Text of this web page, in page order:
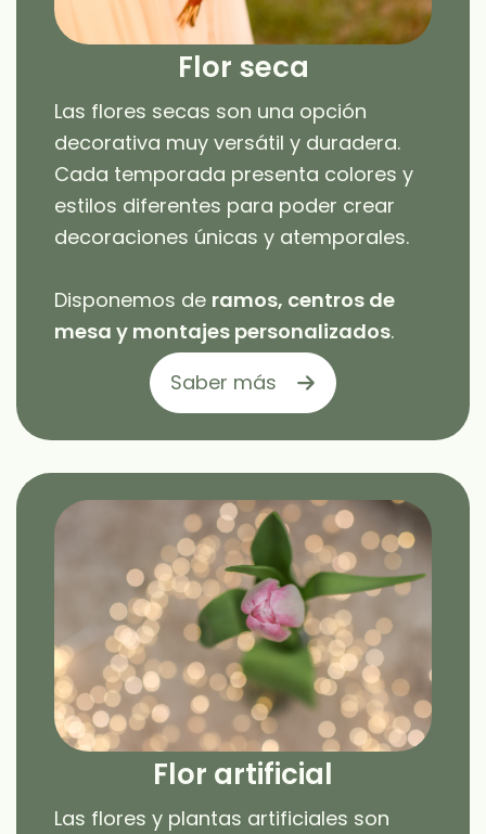
Flor seca
Las flores secas son una opción
decorativa muy versátil y duradera.
Cada temporada presenta colores y
estilos diferentes para poder crear
decoraciones únicas y atemporales.
Disponemos de ramos, centros de
mesa y montajes personalizados.
Saber más
Flor artificial
Las flores y plantas artificiales son